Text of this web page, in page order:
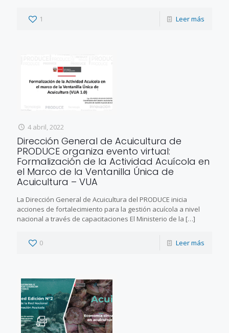
1 Leer más
4 abril, 2022
Dirección General de Acuicultura de
PRODUCE organiza evento virtual:
Formalización de la Actividad Acuícola en
el Marco de la Ventanilla Única de
Acuicultura – VUA
La Dirección General de Acuicultura del PRODUCE inicia
acciones de fortalecimiento para la gestión acuícola a nivel
nacional a través de capacitaciones El Ministerio de la […]
0 Leer más